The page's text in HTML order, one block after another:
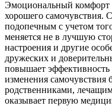
Эмоциональный комфорт
хорошего самочувствия.
подопечным с учетом
меняется не в лучшую
настроения и другие
дружеских и
повышает
изменения самочувствия
родственниками,
оказывает первую